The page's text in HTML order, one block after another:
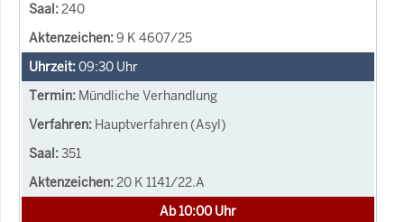
240
9 K 4607/25
09:30 Uhr
Mündliche Verhandlung
Hauptverfahren (Asyl)
351
20 K 1141/22.A
Ab 10:00 Uhr